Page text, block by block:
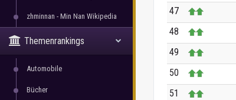
zhminnan - Min Nan Wikipedia
Themenrankings
Automobile
Bücher
47
48
49
50
51